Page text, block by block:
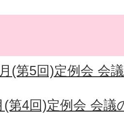
(第5回)定例会 会
(第4回)定例会 会議